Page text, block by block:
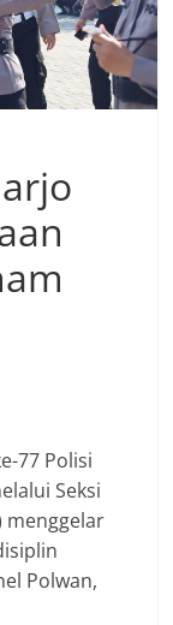
77 Polisi
Seksi
menggelar
Polwan,